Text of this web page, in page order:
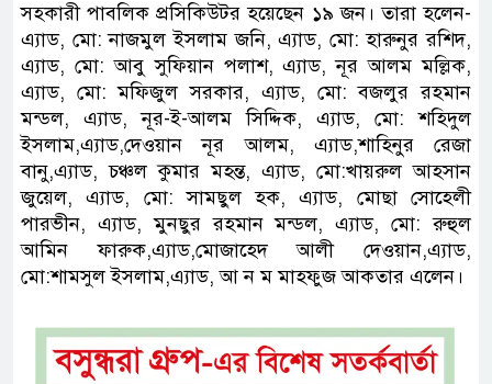
সহকারী পাবলিক প্রসিকিউটর হয়েছেন ১৯ জন। তারা হলেন-
এ‍্যাড, মো: নাজমুল ইসলাম জনি, এ‍্যাড, মো: হারুনুর রশিদ,
এ‍্যাড, মো: আবু সুফিয়ান পলাশ, এ‍্যাড, নূর আলম মল্লিক,
এ‍্যাড, মো: মফিজুল সরকার, এ‍্যাড, মো: বজলুর রহমান
মন্ডল, এ‍্যাড, নূর-ই-আলম সিদ্দিক, এ‍্যাড, মো: শহিদুল
ইসলাম,এ‍্যাড,দেওয়ান নূর আলম, এ‍্যাড,শাহিনুর রেজা
বানু,এ‍্যাড, চঞ্চল কুমার মহন্ত, এ‍্যাড, মো:খায়রুল আহসান
জুয়েল, এ‍্যাড, মো: সামছুল হক, এ‍্যাড, মোছা সোহেলী
পারভীন, এ‍্যাড, মুনছুর রহমান মন্ডল, এ‍্যাড, মো: রুহুল
আমিন ফারুক,এ‍্যাড,মোজাহেদ আলী দেওয়ান,এ‍্যাড‍,
মো:শামসুল ইসলাম,এ‍্যাড, আ ন ম মাহফুজ আকতার এলেন।